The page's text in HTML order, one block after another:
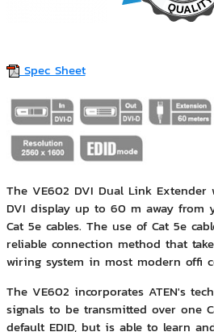
Spec Sheet
The VE602 DVI Dual Link
DVI display up to 60 m away from
Cat 5e cables. The use of Cat 5e
reliable connection method that
wiring system in most modern offi
The VE602 incorporates ATEN's
signals to be transmitted over one
default EDID, but is able to learn